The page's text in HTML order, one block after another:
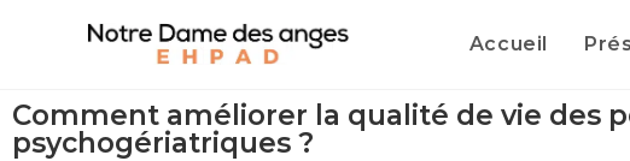
Accueil
Comment améliorer la qualité de vie des
psychogériatriques ?